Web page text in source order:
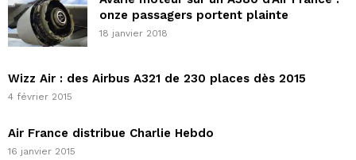
onze passagers portent plainte
18 janvier 2018
Wizz Air : des Airbus A321 de 230 places dès 2015
4 février 2015
Air France distribue Charlie Hebdo
16 janvier 2015